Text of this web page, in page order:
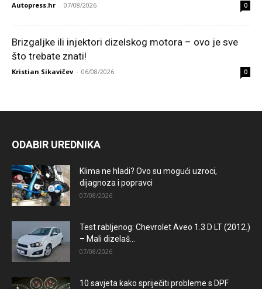
Autopress.hr - 07/08/2026 0
Brizgaljke ili injektori dizelskog motora – ovo je sve
što trebate znati!
Kristian Sikavičev - 06/08/2026 0
ODABIR UREDNIKA
Klima ne hladi? Ovo su mogući uzroci,
dijagnoza i popravci
07/08/2026
Test rabljenog: Chevrolet Aveo 1.3 D LT (2012.)
– Mali dizelaš...
07/08/2026
10 savjeta kako spriječiti probleme s DPF